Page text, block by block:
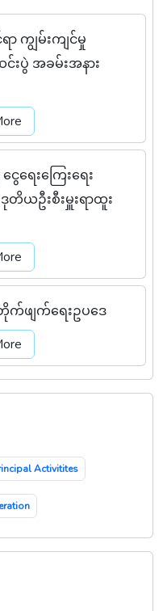
ာ ကျွမ်းကျင်မှု
းပွဲ အခမ်းအနား
ေရေးကြေးရေး
ဒုတိယဦးစီးမှူးရာထူး
တိုက်ဖျက်ရေးဥပဒေ
Activitites